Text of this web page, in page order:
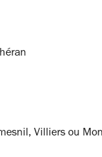
Villiers ou